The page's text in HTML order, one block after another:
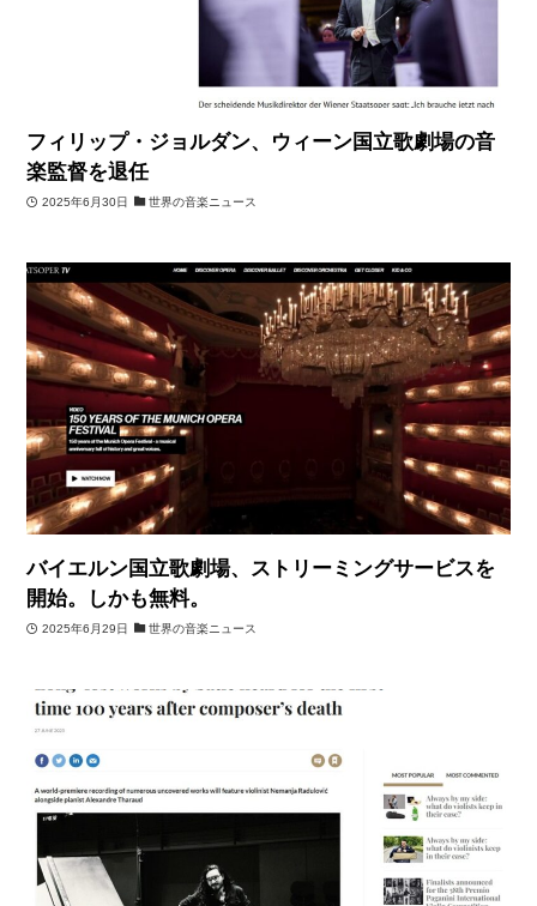
フィリップ・ジョルダン、ウィーン国立歌劇場の音
楽監督を退任
2025年6月30日 世界の音楽ニュース
バイエルン国立歌劇場、ストリーミングサービスを
開始。しかも無料。
2025年6月29日 世界の音楽ニュース